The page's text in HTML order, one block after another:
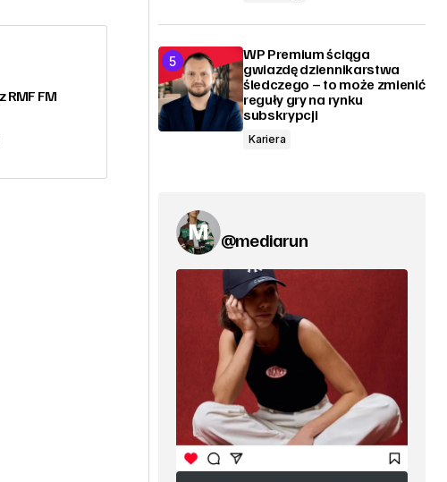
RMF FM
WP Premium ściąga
gwiazdę dziennikarstwa
śledczego – to może zmienić
reguły gry na rynku
subskrypcji
Kariera
@mediarun